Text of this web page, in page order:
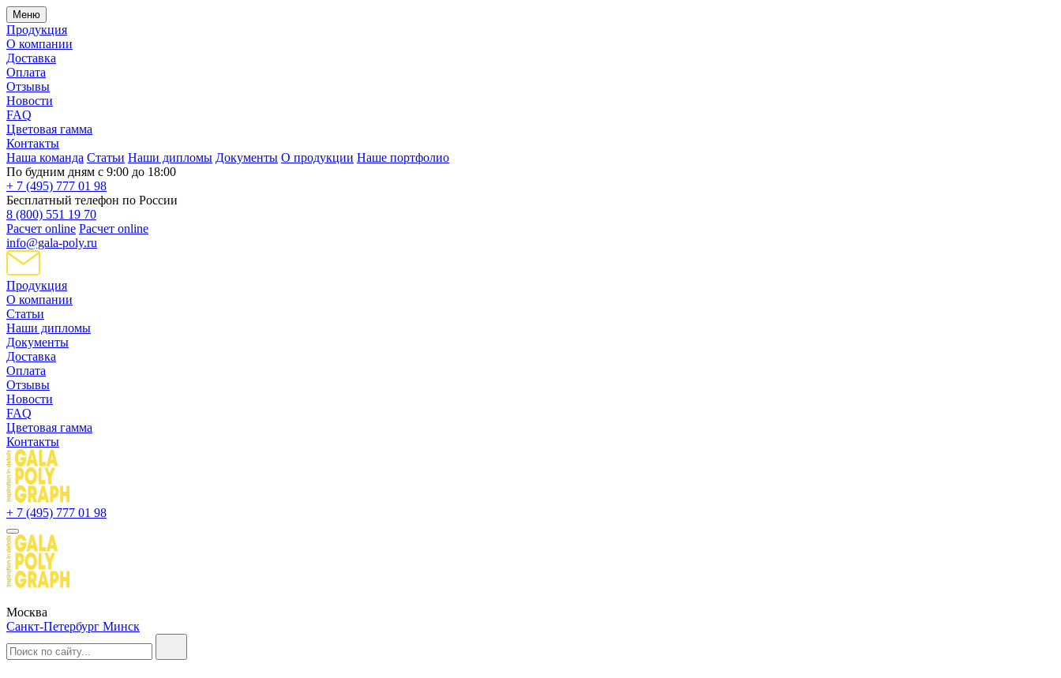
Меню
Продукция
О компании
Доставка
Оплата
Отзывы
Новости
FAQ
Цветовая гамма
Контакты
Наша команда Статьи Наши дипломы Документы О продукции Наше портфолио
По будним дням с 9:00 до 18:00
+ 7 (495) 777 01 98
Бесплатный телефон по России
8 (800) 551 19 70
Расчет online Расчет online
info@gala-poly.ru
Продукция
О компании
Статьи
Наши дипломы
Документы
Доставка
Оплата
Отзывы
Новости
FAQ
Цветовая гамма
Контакты
+ 7 (495) 777 01 98
Москва
Санкт-Петербург Минск